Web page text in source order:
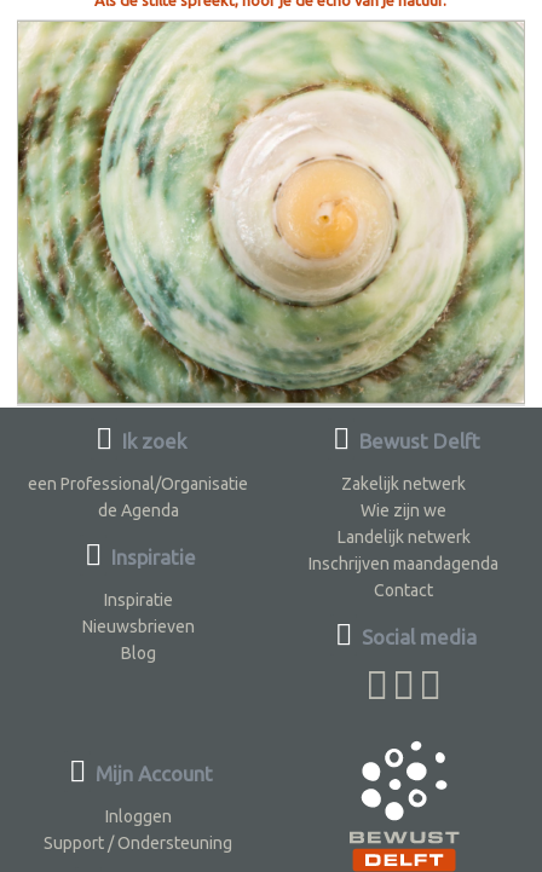
Ik zoek
een Professional/Organisatie
de Agenda
Inspiratie
Inspiratie
Nieuwsbrieven
Blog
Bewust Delft
Zakelijk netwerk
Wie zijn we
Landelijk netwerk
Inschrijven maandagenda
Contact
Social media
Mijn Account
Inloggen
Support / Ondersteuning